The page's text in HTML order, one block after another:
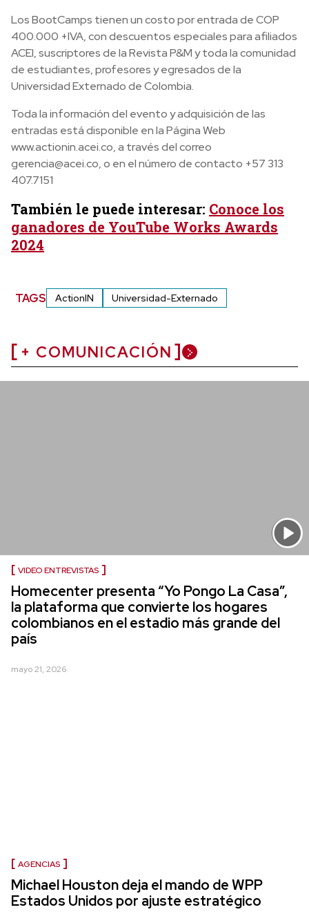
Los BootCamps tienen un costo por entrada de COP
400.000 +IVA, con descuentos especiales para afiliados
ACEI, suscriptores de la Revista P&M y toda la comunidad
de estudiantes, profesores y egresados de la
Universidad Externado de Colombia.
Toda la información del evento y adquisición de las
entradas está disponible en la Página Web
www.actionin.acei.co, a través del correo
gerencia@acei.co, o en el número de contacto +57 313
407.7151
También le puede interesar: Conoce los
ganadores de YouTube Works Awards
2024
TAGS ActionIN Universidad-Externado
+ COMUNICACIÓN
VIDEO ENTREVISTAS
Homecenter presenta “Yo Pongo La Casa”,
la plataforma que convierte los hogares
colombianos en el estadio más grande del
país
mayo 21, 2026
AGENCIAS
Michael Houston deja el mando de WPP
Estados Unidos por ajuste estratégico